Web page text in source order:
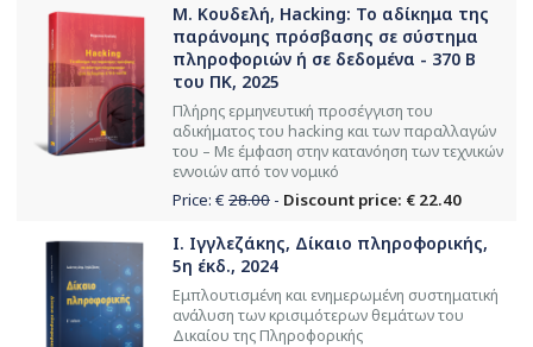
Μ. Κουδελή, Hacking: Το αδίκημα της
παράνομης πρόσβασης σε σύστημα
πληροφοριών ή σε δεδομένα - 370 Β
του ΠΚ, 2025
Πλήρης ερμηνευτική προσέγγιση του
αδικήματος του hacking και των παραλλαγών
του – Με έμφαση στην κατανόηση των τεχνικών
εννοιών από τον νομικό
Price: € 28.00 - Discount price: € 22.40
Ι. Ιγγλεζάκης, Δίκαιο πληροφορικής,
5η έκδ., 2024
Εμπλουτισμένη και ενημερωμένη συστηματική
ανάλυση των κρισιμότερων θεμάτων του
Δικαίου της Πληροφορικής